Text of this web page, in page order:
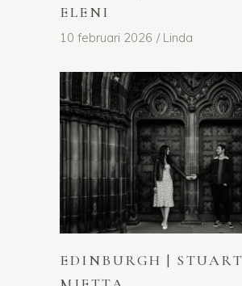
ELENI
10 februari 2026 Linda
EDINBURGH |